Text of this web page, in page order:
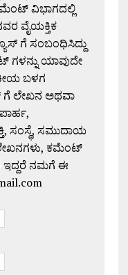
ವಿಭಾಗದಲ್ಲಿ
ವೈಯಕ್ತಿಕ
ಗೆ ಸಂಬಂಧಿಸಿದ್ದು
ಯಾವುದೇ
ಬಳಗ
ಗೆ ಲೇಖನ ಅಥವಾ
ಸಂಸ್ಥೆ, ಸಮುದಾಯ
ಕಮೆಂಟ್
ಇದ್ದರೆ ನಮಗೆ ಈ